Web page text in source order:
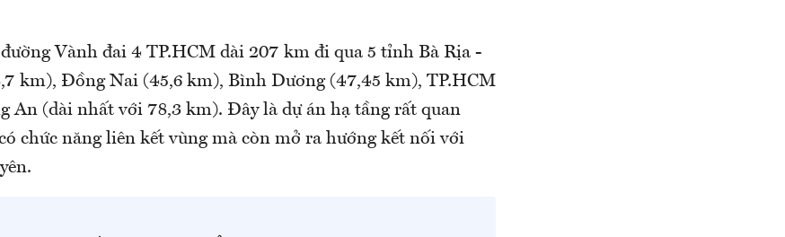
Vành đai 4 TP.HCM dài 207 km đi qua 5 tỉnh Bà Rịa -
km), Đồng Nai (45,6 km), Bình Dương (47,45 km), TP.HCM
An (dài nhất với 78,3 km). Đây là dự án hạ tầng rất quan
chức năng liên kết vùng mà còn mở ra hướng kết nối với